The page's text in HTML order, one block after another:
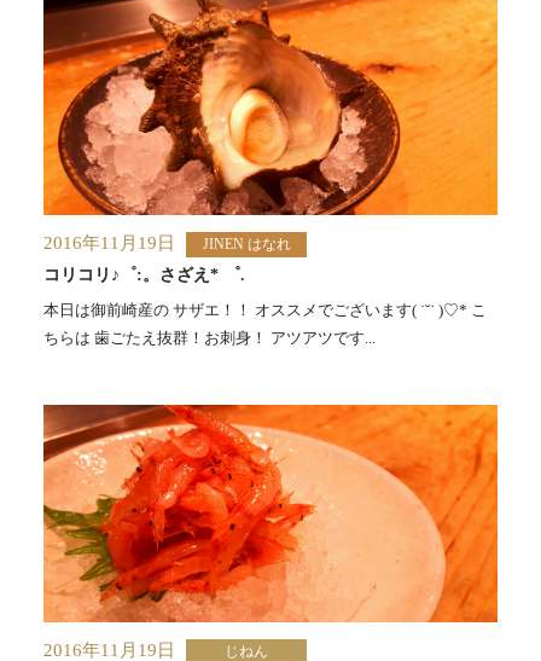
2016年11月19日 JINEN はなれ
コリコリ♪゜:。さざえ* ゜.
本日は御前崎産の サザエ！！ オススメでございます( ˙˘˙ )♡* こ
ちらは 歯ごたえ抜群！お刺身！ アツアツです...
2016年11月19日 じねん